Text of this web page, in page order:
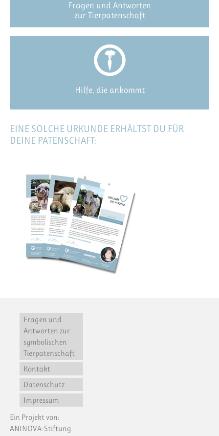
Fragen und Antworten
zur Tierpatenschaft
Hilfe, die ankommt
EINE SOLCHE URKUNDE ERHÄLTST DU FÜR
DEINE PATENSCHAFT:
Fragen und
Antworten zur
symbolischen
Tierpatenschaft
Kontakt
Datenschutz
Impressum
Ein Projekt von:
ANINOVA-Stiftung